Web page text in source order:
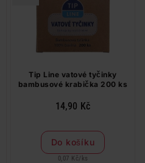
Tip Line vatové tyčinky
bambusové krabička 200 ks
14,90 Kč
Do košíku
0,07 Kč/ ks